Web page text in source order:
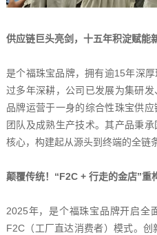
供应链巨头亮剑，十五年积淀赋能
是个福珠宝品牌，拥有逾15年深
过多年深耕，公司已发展为集研
品牌运营于一身的综合性珠宝供
团队及成熟生产技术。其产品秉
核心，构建起从源头到终端的全链
颠覆传统！“F2C + 行走的金店”重
2025年，是个福珠宝品牌开启全
F2C（工厂直达消费者）模式。创